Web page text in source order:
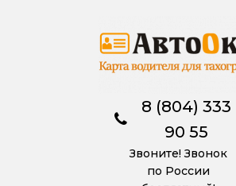
8 (804) 333
90 55
Звоните! Звонок
по России